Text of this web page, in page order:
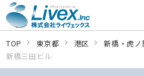
TOP 東京都 港区 新橋・虎ノ
新橋三田ビル